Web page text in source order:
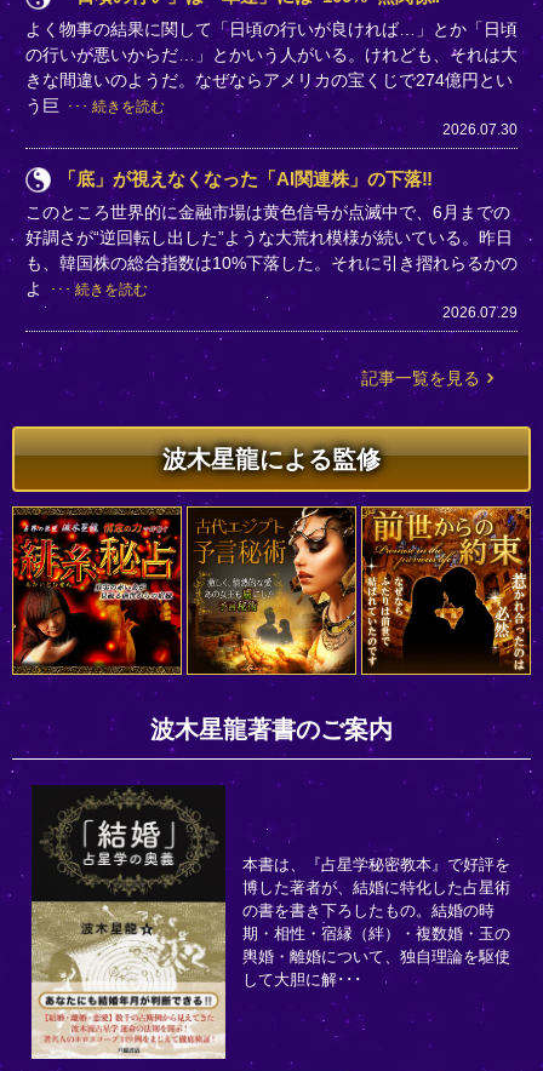
よく物事の結果に関して「日頃の行いが良ければ…」とか「日頃
の行いが悪いからだ…」とかいう人がいる。けれども、それは大
きな間違いのようだ。なぜならアメリカの宝くじで274億円とい
う巨
続きを読む
2026.07.30
「底」が視えなくなった「AI関連株」の下落‼
このところ世界的に金融市場は黄色信号が点滅中で、6月までの
好調さが“逆回転し出した”ような大荒れ模様が続いている。昨日
も、韓国株の総合指数は10%下落した。それに引き摺れらるかの
よ
続きを読む
2026.07.29
記事一覧を見る
波木星龍による監修
波木星龍著書のご案内
本書は、『占星学秘密教本』で好評を
博した著者が、結婚に特化した占星術
の書を書き下ろしたもの。結婚の時
期・相性・宿縁（絆）・複数婚・玉の
輿婚・離婚について、独自理論を駆使
して大胆に解･･･